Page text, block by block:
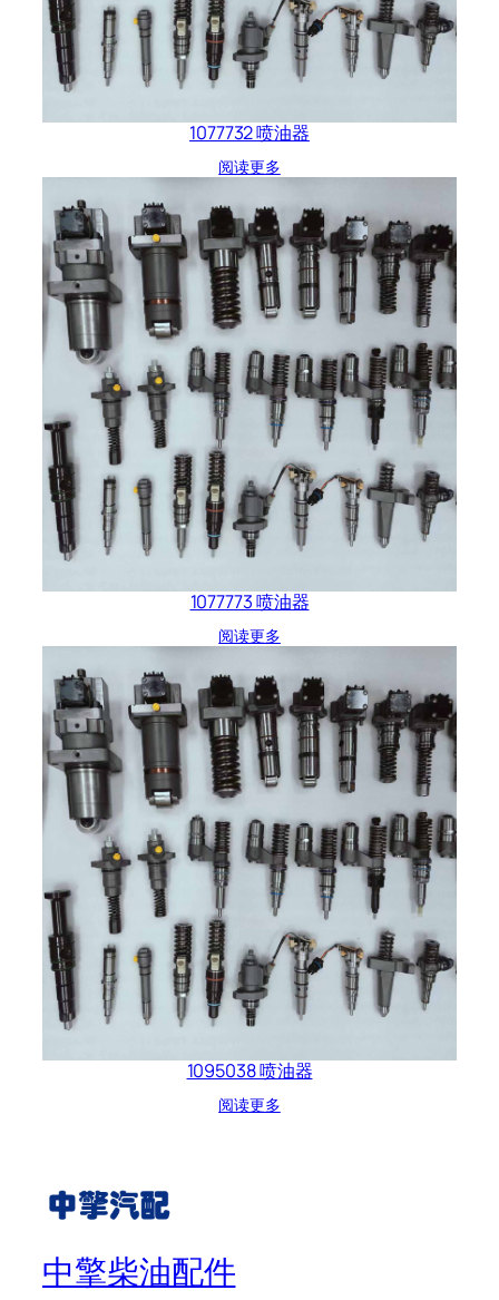
1077732 喷油器
阅读更多
1077773 喷油器
阅读更多
1095038 喷油器
阅读更多
中擎柴油配件